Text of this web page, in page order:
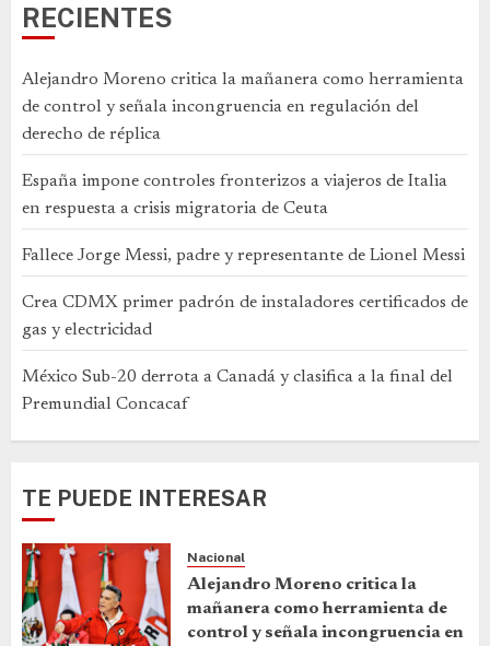
RECIENTES
Alejandro Moreno critica la mañanera como herramienta
de control y señala incongruencia en regulación del
derecho de réplica
España impone controles fronterizos a viajeros de Italia
en respuesta a crisis migratoria de Ceuta
Fallece Jorge Messi, padre y representante de Lionel Messi
Crea CDMX primer padrón de instaladores certificados de
gas y electricidad
México Sub-20 derrota a Canadá y clasifica a la final del
Premundial Concacaf
TE PUEDE INTERESAR
Nacional
Alejandro Moreno critica la
mañanera como herramienta de
control y señala incongruencia en